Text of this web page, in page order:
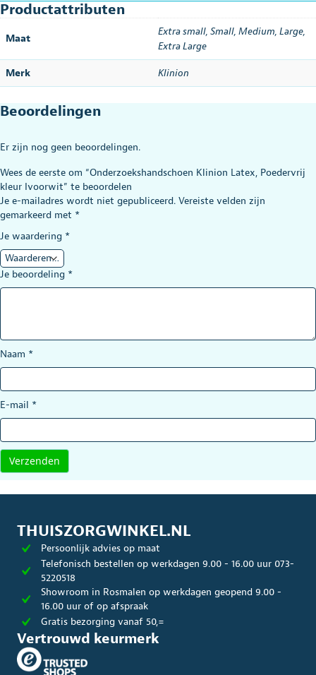
Productattributen
Maat
Extra small, Small, Medium, Large,
Extra Large
Merk Klinion
Beoordelingen
Er zijn nog geen beoordelingen.
Wees de eerste om “Onderzoekshandschoen Klinion Latex, Poedervrij
kleur Ivoorwit” te beoordelen
Je e-mailadres wordt niet gepubliceerd. Vereiste velden zijn
gemarkeerd met *
Je waardering *
Je beoordeling *
Naam *
E-mail *
THUISZORGWINKEL.NL
Persoonlijk advies op maat
Telefonisch bestellen op werkdagen 9.00 - 16.00 uur 073-
5220518
Showroom in Rosmalen op werkdagen geopend 9.00 -
16.00 uur of op afspraak
Gratis bezorging vanaf 50,=
Vertrouwd keurmerk